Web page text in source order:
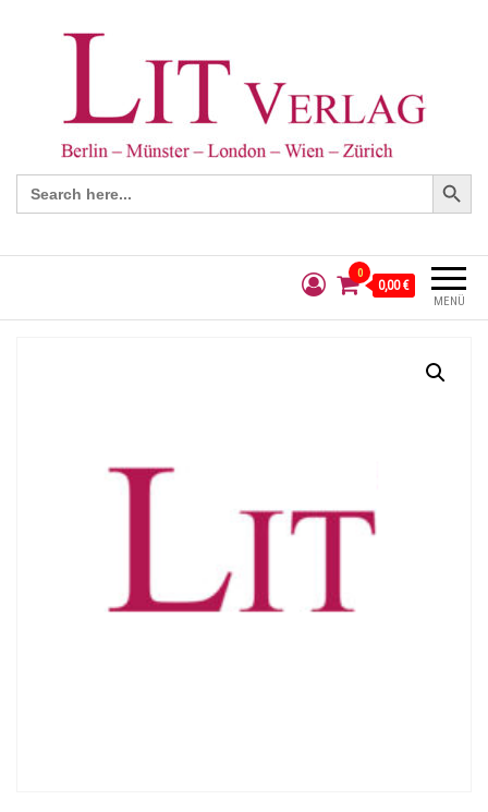
Search
for:
Search Button
MENÜ
0
0,00 €